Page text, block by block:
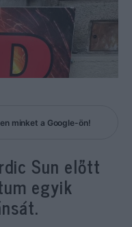
minket a Google-ön!
Sun előtt
egyik